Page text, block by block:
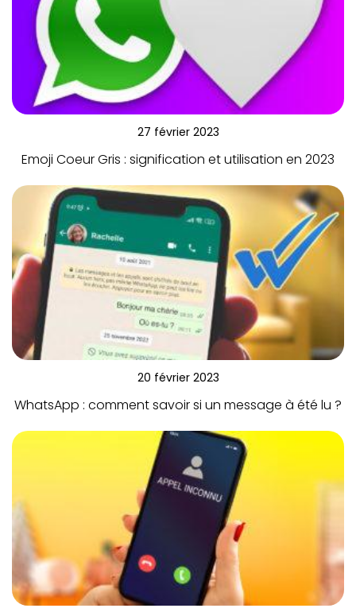
27 février 2023
Emoji Coeur Gris : signification et utilisation en 2023
20 février 2023
WhatsApp : comment savoir si un message à été lu ?